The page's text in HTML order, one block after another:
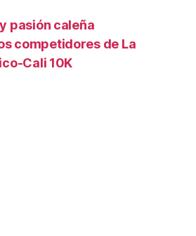
pasión caleña
competidores de La
Cali 10K